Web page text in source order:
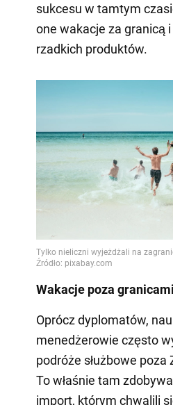
sukcesu w tamtym
one wakacje za granicą
rzadkich produktów.
Wakacje poza
Oprócz dyplomatów,
menedżerowie często
podróże służbowe poza
To właśnie tam
import, którym chwalili